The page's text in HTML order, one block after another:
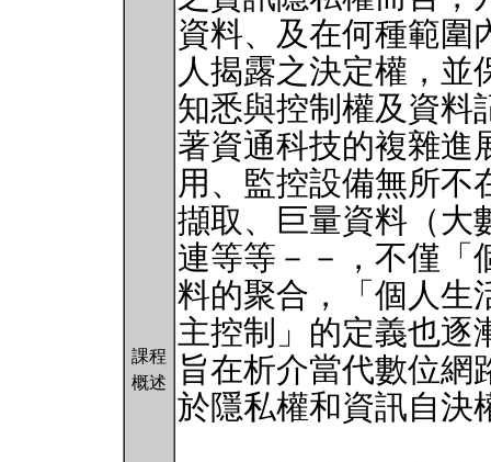
課程
概述
資料、及在何種範圍
人揭露之決定權，並
知悉與控制權及資料
著資通科技的複雜進
用、監控設備無所不
擷取、巨量資料（大
連等等－－，不僅「
料的聚合，「個人生
主控制」的定義也逐
旨在析介當代數位網
於隱私權和資訊自決